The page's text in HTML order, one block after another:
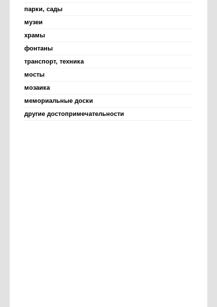
парки, сады
музеи
храмы
фонтаны
транспорт, техника
мосты
мозаика
мемориальные доски
другие достопримечательности